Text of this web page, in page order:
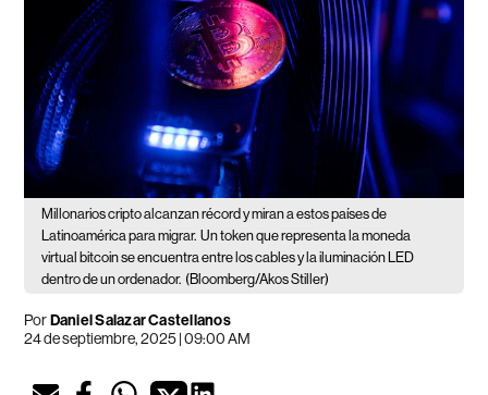
Millonarios cripto alcanzan récord y miran a estos países de
Latinoamérica para migrar. Un token que representa la moneda
virtual bitcoin se encuentra entre los cables y la iluminación LED
dentro de un ordenador. (Bloomberg/Akos Stiller)
PorDaniel Salazar Castellanos
24 de septiembre, 2025 | 09:00 AM